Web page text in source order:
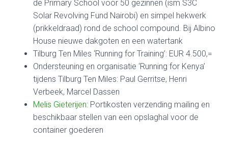
de Primary School voor 50 gezinnen (ism S3C
Solar Revolving Fund Nairobi) en simpel hekwerk
(prikkeldraad) rond de school compound. Bij Albino
House nieuwe dakgoten en een watertank
Tilburg Ten Miles ‘Running for Training’: EUR 4.500,=
Ondersteuning en organisatie ‘Running for Kenya’
tijdens Tilburg Ten Miles: Paul Gerritse, Henri
Verbeek, Marcel Dassen
Melis Gieterijen: Portikosten verzending mailing en
beschikbaar stellen van een opslaghal voor de
container goederen